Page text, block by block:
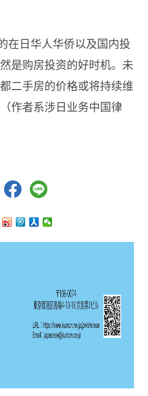
在日华人华侨以及国内投
是购房投资的好时机。未
二手房的价格或将持续维
作者系涉日业务中国律